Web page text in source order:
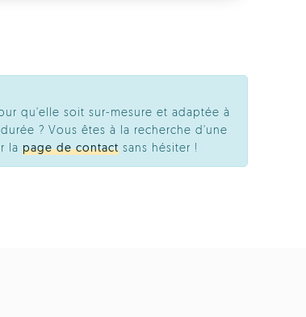
qu'elle soit sur-mesure et adaptée à
? Vous êtes à la recherche d'une
la page de contact sans hésiter !